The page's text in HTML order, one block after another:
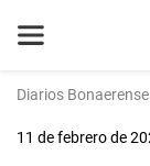
Diarios
11 de febrero de